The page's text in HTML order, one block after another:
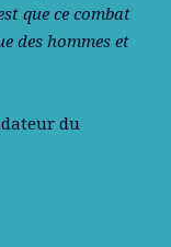
que ce combat
des hommes et
du